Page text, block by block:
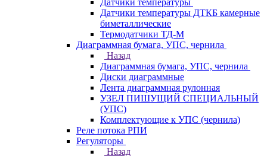
Датчики температуры
Датчики температуры ДТКБ камерные
биметаллические
Термодатчики ТД-М
Диаграммная бумага, УПС, чернила
Назад
Диаграммная бумага, УПС, чернила
Диски диаграммные
Лента диаграммная рулонная
УЗЕЛ ПИШУЩИЙ СПЕЦИАЛЬНЫЙ
(УПС)
Комплектующие к УПС (чернила)
Реле потока РПИ
Регуляторы
Назад